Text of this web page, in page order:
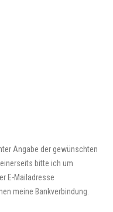
Angabe der gewünschten
bitte ich um
E-Mailadresse
meine Bankverbindung.